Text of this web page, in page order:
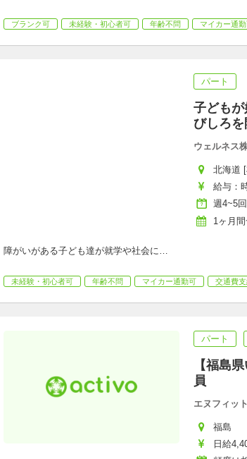
ブランク可 未経験・初心者可 年齢不問 マイカー通
パート
子ども
びしろ
ウェルネス
北海道
給与：
週4~5回
1ヶ月
障がいがある子ども達が就学や社会に…
未経験・初心者可 年齢不問 マイカー通勤可 交通費
パート
【福島
員
エヌフィッ
福島
日給